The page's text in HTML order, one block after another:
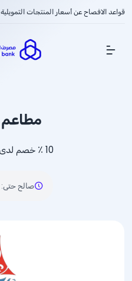
قواعد الافصاح عن أسعار المنتجات التمويلية
Show Menu
مطاعم
10 ٪ خصم لدى مطاعم الشراع
صالح حتى: